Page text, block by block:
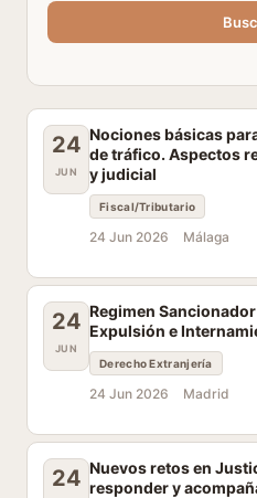
24
JUN
Nociones básicas
de tráfico. Aspectos
y judicial
Fiscal/Tributario
24 Jun 2026 Málaga
24
JUN
Regimen
Expulsión e
Derecho Extranjería
24 Jun 2026 Madrid
24 Nuevos retos en
responder y